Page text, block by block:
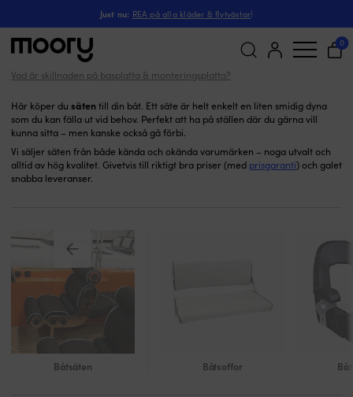
Just nu: REA på alla kläder & flytvästar!
efter:
0
Säten (1)
Vad är skillnaden på basplatta & monteringsplatta?
Här köper du sätentill din båt. Ett säte är helt enkelt en liten smidig dyna
som du kan fälla ut vid behov. Perfekt att ha på ställen där du gärna vill
kunna sitta – men kanske också gå förbi.
Vi säljer säten från både kända och okända varumärken – noga utvalt och
alltid av hög kvalitet. Givetvis till riktigt bra priser (med prisgaranti) och galet
snabba leveranser.
Båtsäten Båtsoffor